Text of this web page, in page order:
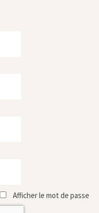
Afficher le mot de passe